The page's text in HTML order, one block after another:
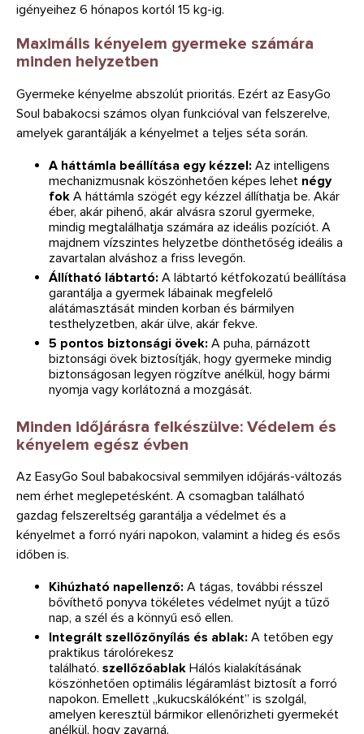
igényeihez 6 hónapos kortól 15 kg-ig.
Maximális kényelem gyermeke számára
minden helyzetben
Gyermeke kényelme abszolút prioritás. Ezért az EasyGo
Soul babakocsi számos olyan funkcióval van felszerelve,
amelyek garantálják a kényelmet a teljes séta során.
A háttámla beállítása egy kézzel: Az intelligens
mechanizmusnak köszönhetően képes lehet négy
fok A háttámla szögét egy kézzel állíthatja be. Akár
éber, akár pihenő, akár alvásra szorul gyermeke,
mindig megtalálhatja számára az ideális pozíciót. A
majdnem vízszintes helyzetbe dönthetőség ideális a
zavartalan alváshoz a friss levegőn.
Állítható lábtartó: A lábtartó kétfokozatú beállítása
garantálja a gyermek lábainak megfelelő
alátámasztását minden korban és bármilyen
testhelyzetben, akár ülve, akár fekve.
5 pontos biztonsági övek: A puha, párnázott
biztonsági övek biztosítják, hogy gyermeke mindig
biztonságosan legyen rögzítve anélkül, hogy bármi
nyomja vagy korlátozná a mozgását.
Minden időjárásra felkészülve: Védelem és
kényelem egész évben
Az EasyGo Soul babakocsival semmilyen időjárás-változás
nem érhet meglepetésként. A csomagban található
gazdag felszereltség garantálja a védelmet és a
kényelmet a forró nyári napokon, valamint a hideg és esős
időben is.
Kihúzható napellenző: A tágas, további résszel
bővíthető ponyva tökéletes védelmet nyújt a tűző
nap, a szél és a könnyű eső ellen.
Integrált szellőzőnyílás és ablak: A tetőben egy
praktikus tárolórekesz
található. szellőzőablak Hálós kialakításának
köszönhetően optimális légáramlást biztosít a forró
napokon. Emellett „kukucskálóként” is szolgál,
amelyen keresztül bármikor ellenőrizheti gyermekét
anélkül, hogy zavarná.